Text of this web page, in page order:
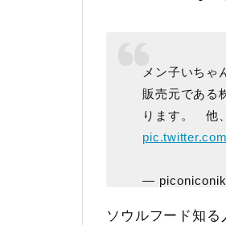
メン子いちゃ
販売元である
ります。 他
—
ソウルフード知る